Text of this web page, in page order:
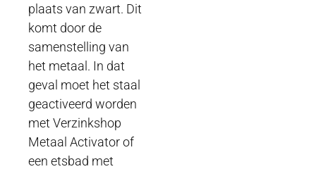
plaats van zwart. Dit
komt door de
samenstelling van
het metaal. In dat
geval moet het staal
geactiveerd worden
met Verzinkshop
Metaal Activator of
een etsbad met